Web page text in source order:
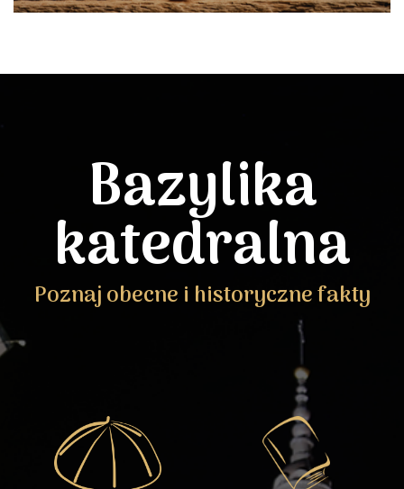
Bazylika
katedralna
Poznaj obecne i historyczne fakty